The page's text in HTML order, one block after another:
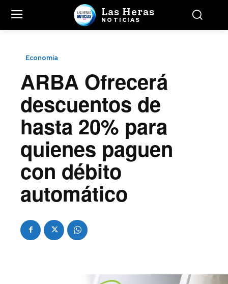
Las Heras
NOTICIAS
Economía
ARBA Ofrecerá
descuentos de
hasta 20% para
quienes paguen
con débito
automático